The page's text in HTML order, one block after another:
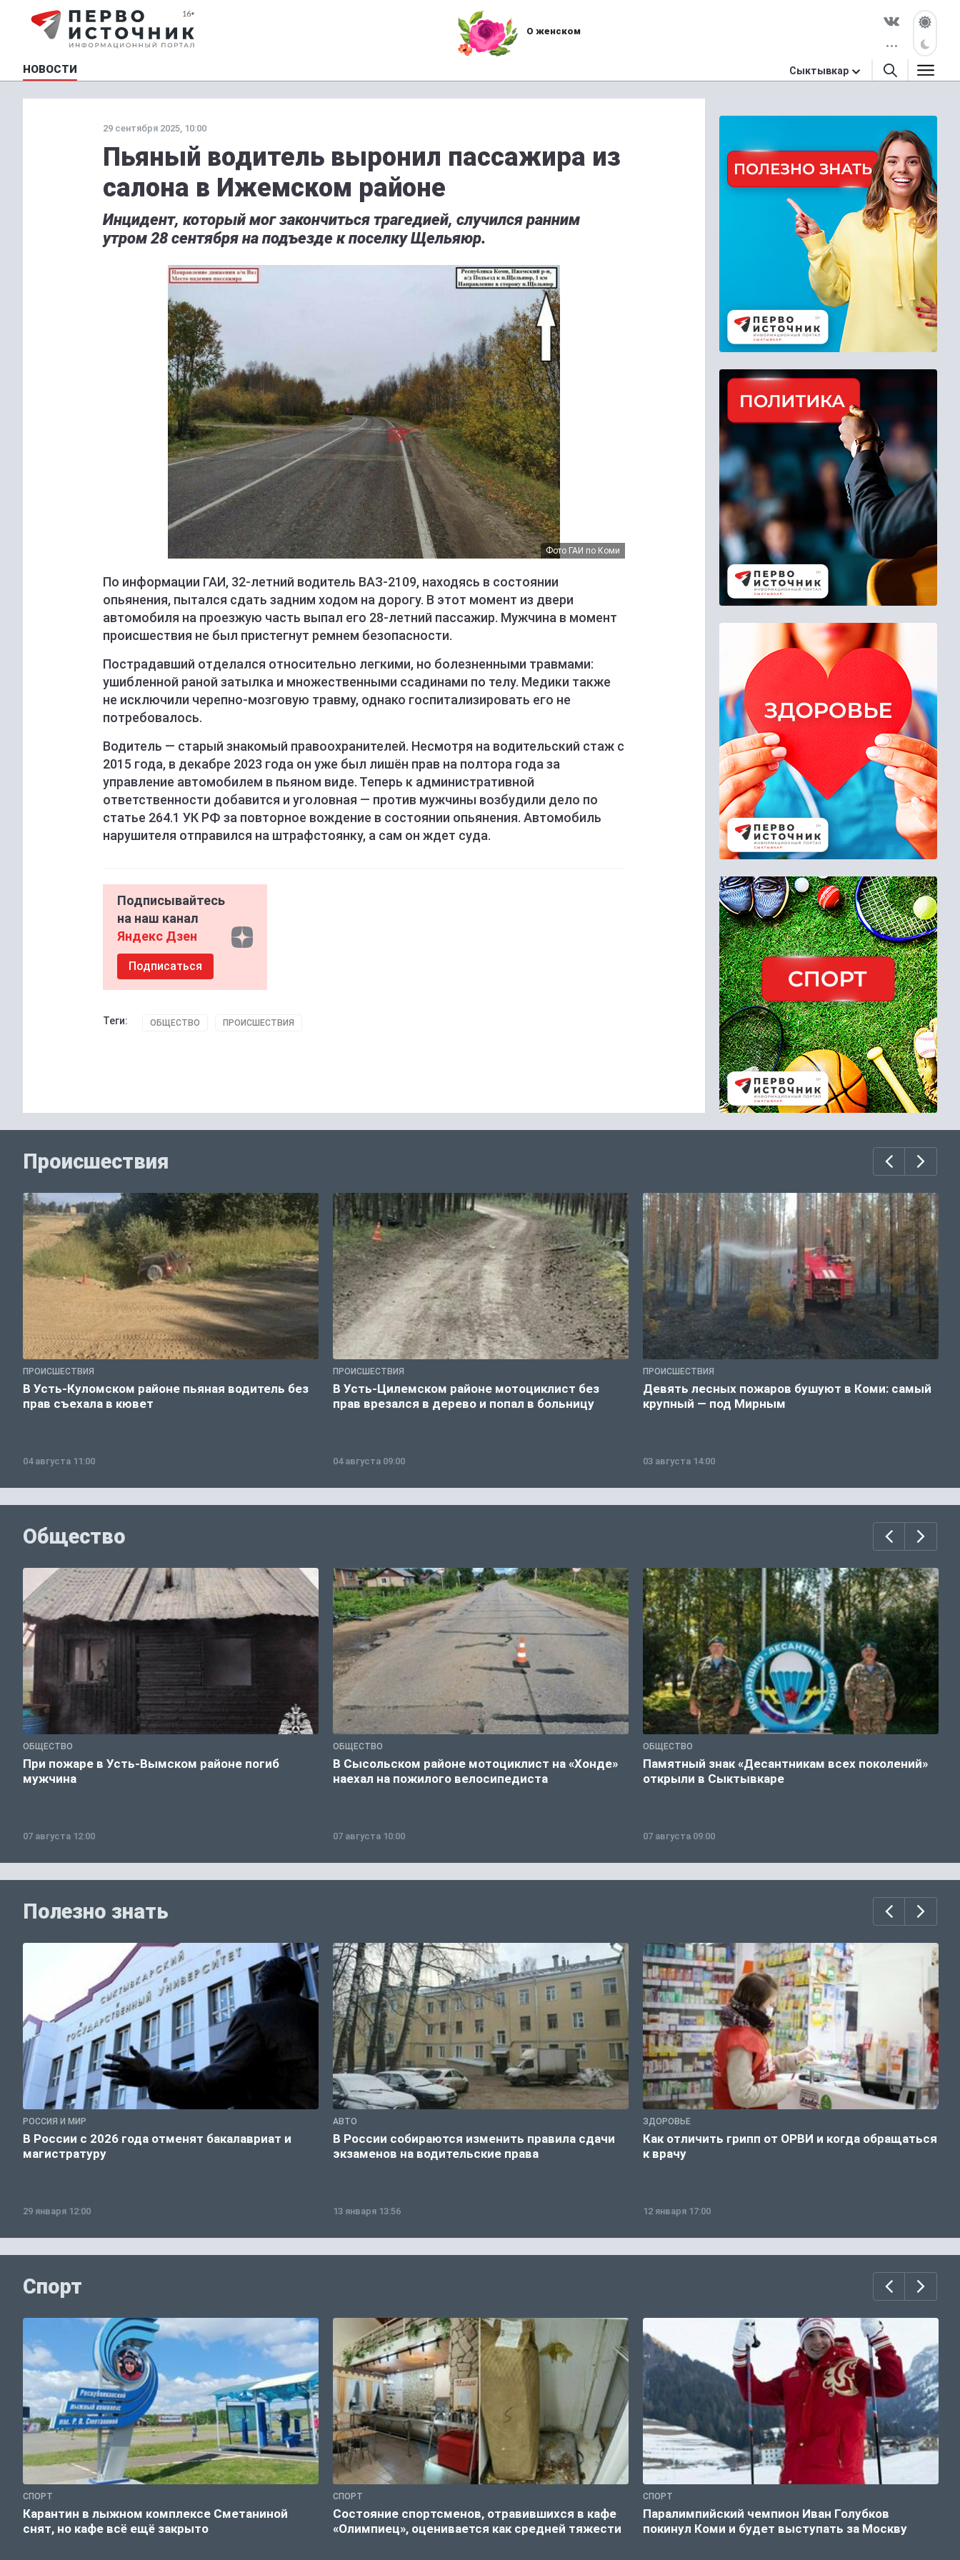
О женском
НОВОСТИ Сыктывкар
29 сентября 2025, 10:00
Пьяный водитель выронил пассажира из
салона в Ижемском районе
Инцидент, который мог закончиться трагедией, случился ранним
утром 28 сентября на подъезде к поселку Щельяюр.
Фото ГАИ по Коми
По информации ГАИ, 32-летний водитель ВАЗ-2109, находясь в состоянии
опьянения, пытался сдать задним ходом на дорогу. В этот момент из двери
автомобиля на проезжую часть выпал его 28-летний пассажир. Мужчина в момент
происшествия не был пристегнут ремнем безопасности.
Пострадавший отделался относительно легкими, но болезненными травмами:
ушибленной раной затылка и множественными ссадинами по телу. Медики также
не исключили черепно-мозговую травму, однако госпитализировать его не
потребовалось.
Водитель — старый знакомый правоохранителей. Несмотря на водительский стаж с
2015 года, в декабре 2023 года он уже был лишён прав на полтора года за
управление автомобилем в пьяном виде. Теперь к административной
ответственности добавится и уголовная — против мужчины возбудили дело по
статье 264.1 УК РФ за повторное вождение в состоянии опьянения. Автомобиль
нарушителя отправился на штрафстоянку, а сам он ждет суда.
Подписывайтесь
на наш канал
Яндекс Дзен
Подписаться
Теги: ОБЩЕСТВО ПРОИСШЕСТВИЯ
Происшествия
ПРОИСШЕСТВИЯ
В Усть-Куломском районе пьяная водитель без
прав съехала в кювет
04 августа 11:00
ПРОИСШЕСТВИЯ
В Усть-Цилемском районе мотоциклист без
прав врезался в дерево и попал в больницу
04 августа 09:00
ПРОИСШЕСТВИЯ
Девять лесных пожаров бушуют в Коми: самый
крупный — под Мирным
03 августа 14:00
Общество
ОБЩЕСТВО
При пожаре в Усть-Вымском районе погиб
мужчина
07 августа 12:00
ОБЩЕСТВО
В Сысольском районе мотоциклист на «Хонде»
наехал на пожилого велосипедиста
07 августа 10:00
ОБЩЕСТВО
Памятный знак «Десантникам всех поколений»
открыли в Сыктывкаре
07 августа 09:00
Полезно знать
РОССИЯ И МИР
В России с 2026 года отменят бакалавриат и
магистратуру
29 января 12:00
АВТО
В России собираются изменить правила сдачи
экзаменов на водительские права
13 января 13:56
ЗДОРОВЬЕ
Как отличить грипп от ОРВИ и когда обращаться
к врачу
12 января 17:00
Спорт
СПОРТ
Карантин в лыжном комплексе Сметаниной
снят, но кафе всё ещё закрыто
СПОРТ
Состояние спортсменов, отравившихся в кафе
«Олимпиец», оценивается как средней тяжести
СПОРТ
Паралимпийский чемпион Иван Голубков
покинул Коми и будет выступать за Москву